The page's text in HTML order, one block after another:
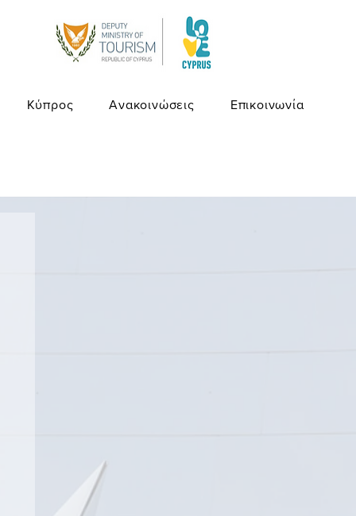
Κύπρος Ανακοινώσεις Επικοινωνία